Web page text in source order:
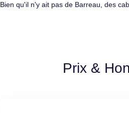
Bien qu'il n'y ait pas de Barreau, des
Prix &